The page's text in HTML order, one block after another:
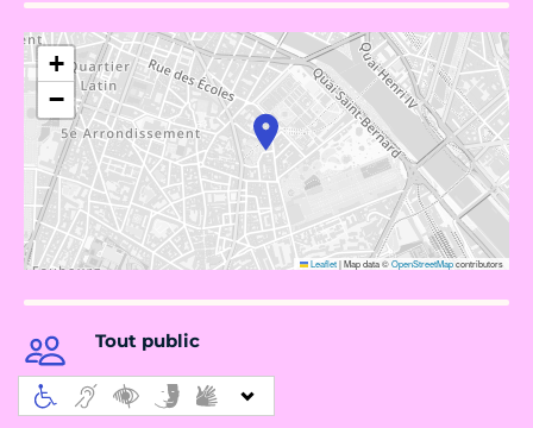
+
−
Leaflet|Map data ©OpenStreetMapcontributors
Tout public